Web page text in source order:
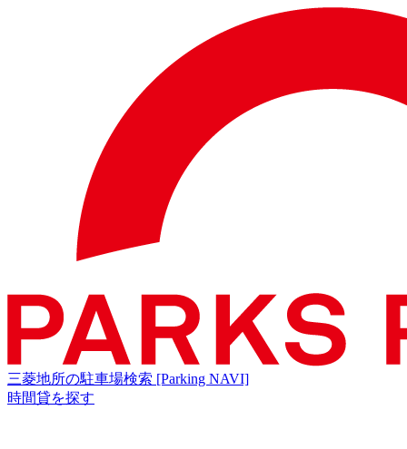
三菱地所の駐車場検索 [Parking NAVI]
時間貸を探す